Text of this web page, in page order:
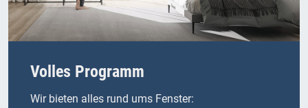
Volles Programm
Wir bieten alles rund ums Fenster: